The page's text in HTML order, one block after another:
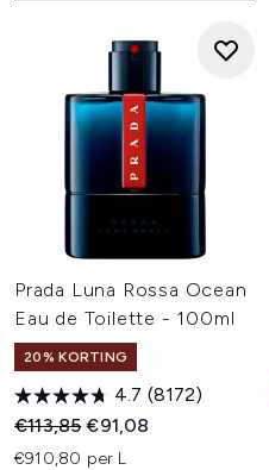
Prada Luna Rossa Ocean
Eau de Toilette - 100ml
20% KORTING
4.7 (8172)
Recommended Retail Price:
€113,85Huidige prijs:
€91,08
€910,80 per L